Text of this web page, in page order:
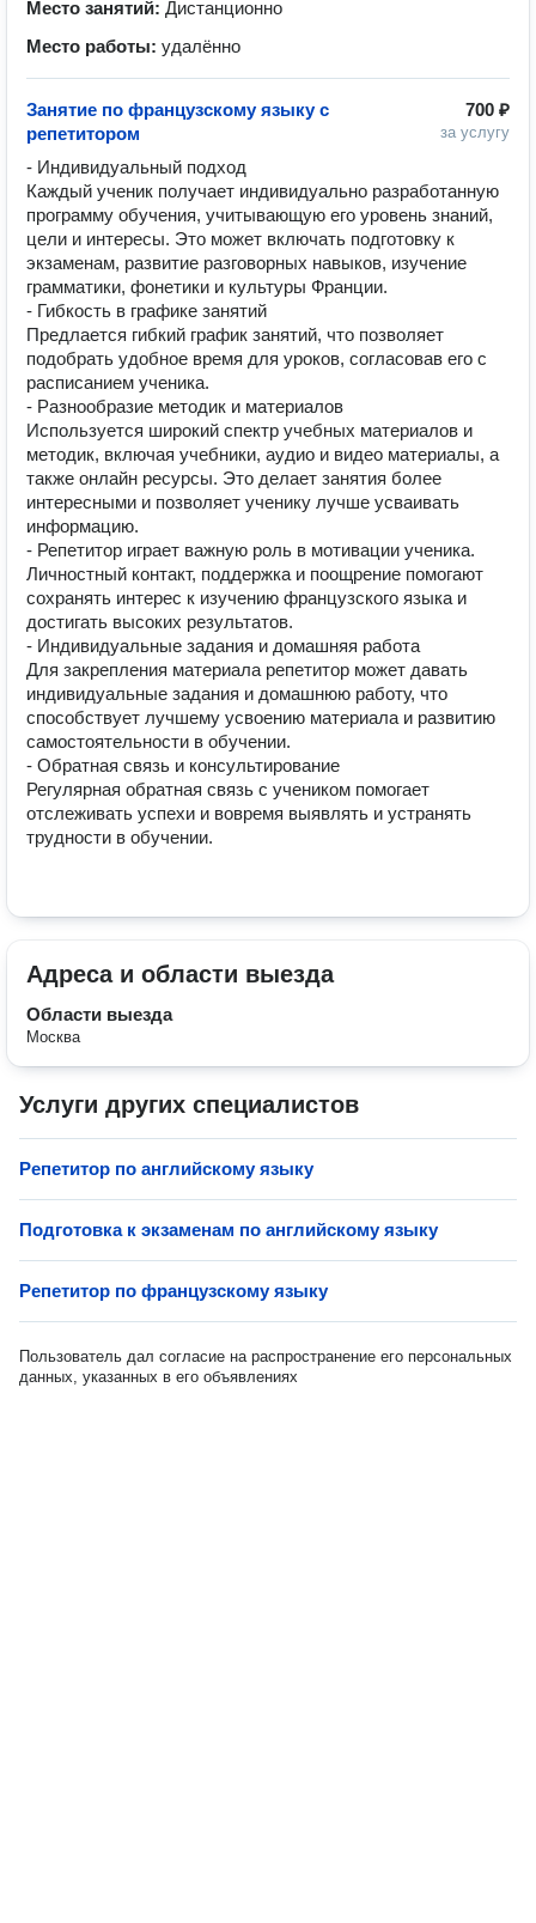
Место занятий: Дистанционно
Место работы: удалённо
700 ₽
за услугу
Занятие по французскому языку с
репетитором
- Индивидуальный подход
Каждый ученик получает индивидуально разработанную
программу обучения, учитывающую его уровень знаний,
цели и интересы. Это может включать подготовку к
экзаменам, развитие разговорных навыков, изучение
грамматики, фонетики и культуры Франции.
- Гибкость в графике занятий
Предлается гибкий график занятий, что позволяет
подобрать удобное время для уроков, согласовав его с
расписанием ученика.
- Разнообразие методик и материалов
Используется широкий спектр учебных материалов и
методик, включая учебники, аудио и видео материалы, а
также онлайн ресурсы. Это делает занятия более
интересными и позволяет ученику лучше усваивать
информацию.
- Репетитор играет важную роль в мотивации ученика.
Личностный контакт, поддержка и поощрение помогают
сохранять интерес к изучению французского языка и
достигать высоких результатов.
- Индивидуальные задания и домашняя работа
Для закрепления материала репетитор может давать
индивидуальные задания и домашнюю работу, что
способствует лучшему усвоению материала и развитию
самостоятельности в обучении.
- Обратная связь и консультирование
Регулярная обратная связь с учеником помогает
отслеживать успехи и вовремя выявлять и устранять
трудности в обучении.
Адреса и области выезда
Области выезда
Москва
Услуги других специалистов
Репетитор по английскому языку
Подготовка к экзаменам по английскому языку
Репетитор по французскому языку
Пользователь дал согласие на распространение его персональных
данных, указанных в его объявлениях